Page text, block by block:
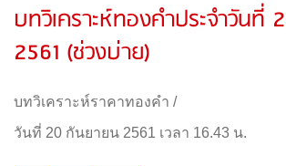
บทวิเคราะห์ทองคำประจำวันที่
2561 (ช่วงบ่าย)
บทวิเคราะห์ราคาทองคำ /
วันที่ 20 กันยายน 2561 เวลา 16.43 น.